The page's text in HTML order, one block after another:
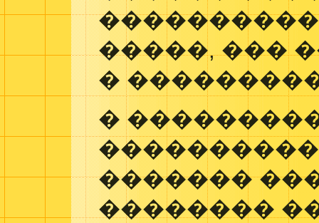
�����, ���
�
�
�������
��������